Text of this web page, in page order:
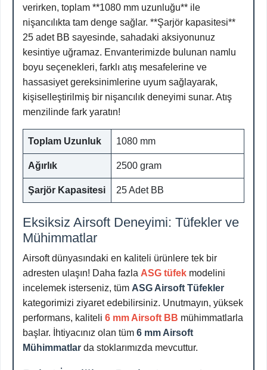
verirken, toplam **1080 mm uzunluğu** ile
nişancılıkta tam denge sağlar. **Şarjör kapasitesi**
25 adet BB sayesinde, sahadaki aksiyonunuz
kesintiye uğramaz. Envanterimizde bulunan namlu
boyu seçenekleri, farklı atış mesafelerine ve
hassasiyet gereksinimlerine uyum sağlayarak,
kişiselleştirilmiş bir nişancılık deneyimi sunar. Atış
menzilinde fark yaratın!
Toplam Uzunluk 1080 mm
Ağırlık 2500 gram
Şarjör Kapasitesi 25 Adet BB
Eksiksiz Airsoft Deneyimi: Tüfekler ve
Mühimmatlar
Airsoft dünyasındaki en kaliteli ürünlere tek bir
adresten ulaşın! Daha fazla ASG tüfek modelini
incelemek isterseniz, tüm ASG Airsoft Tüfekler
kategorimizi ziyaret edebilirsiniz. Unutmayın, yüksek
performans, kaliteli 6 mm Airsoft BB mühimmatlarla
başlar. İhtiyacınız olan tüm 6 mm Airsoft
Mühimmatlar da stoklarımızda mevcuttur.